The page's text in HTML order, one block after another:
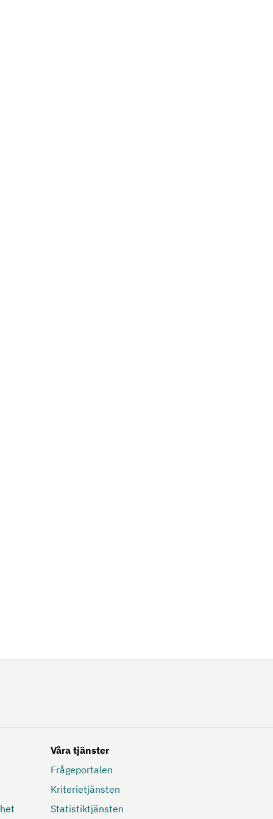
Våra tjänster
Frågeportalen
Kriterietjänsten
Statistiktjänsten